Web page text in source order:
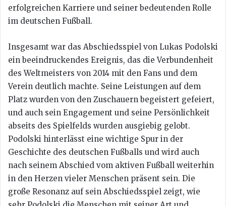
erfolgreichen Karriere und seiner bedeutenden Rolle
im deutschen Fußball.
Insgesamt war das Abschiedsspiel von Lukas Podolski
ein beeindruckendes Ereignis, das die Verbundenheit
des Weltmeisters von 2014 mit den Fans und dem
Verein deutlich machte. Seine Leistungen auf dem
Platz wurden von den Zuschauern begeistert gefeiert,
und auch sein Engagement und seine Persönlichkeit
abseits des Spielfelds wurden ausgiebig gelobt.
Podolski hinterlässt eine wichtige Spur in der
Geschichte des deutschen Fußballs und wird auch
nach seinem Abschied vom aktiven Fußball weiterhin
in den Herzen vieler Menschen präsent sein. Die
große Resonanz auf sein Abschiedsspiel zeigt, wie